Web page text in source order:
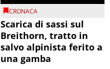
CRONACA
Scarica di sassi sul
Breithorn, tratto in
salvo alpinista ferito a
una gamba